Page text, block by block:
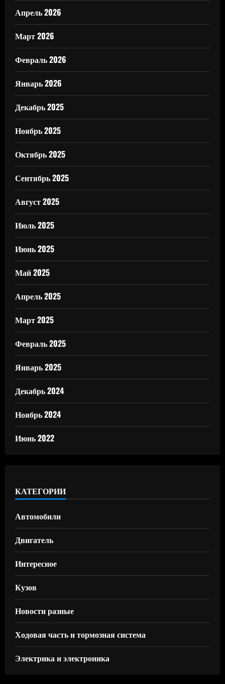
Апрель 2026
Март 2026
Февраль 2026
Январь 2026
Декабрь 2025
Ноябрь 2025
Октябрь 2025
Сентябрь 2025
Август 2025
Июль 2025
Июнь 2025
Май 2025
Апрель 2025
Март 2025
Февраль 2025
Январь 2025
Декабрь 2024
Ноябрь 2024
Июнь 2022
КАТЕГОРИИ
Автомобили
Двигатель
Интересное
Кузов
Новости разные
Ходовая часть и тормозная система
Электрика и электроника